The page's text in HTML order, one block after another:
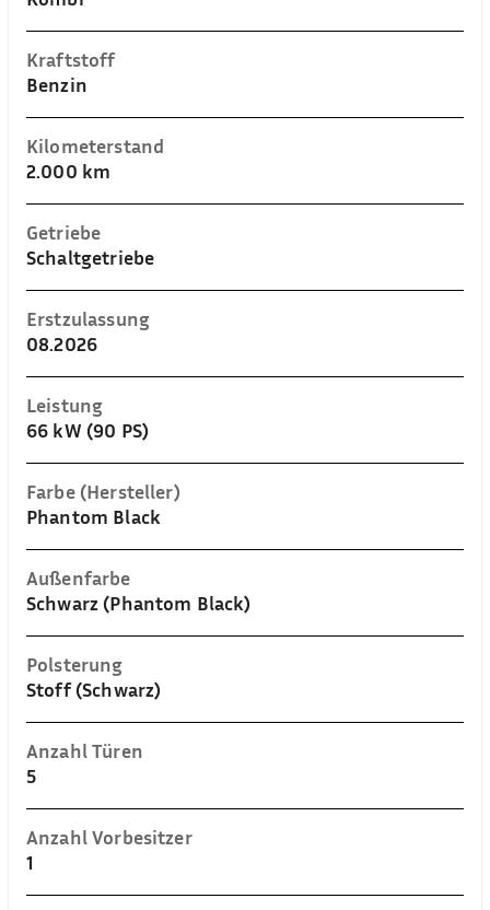
Kraftstoff
Benzin
Kilometerstand
2.000 km
Getriebe
Schaltgetriebe
Erstzulassung
08.2026
Leistung
66 kW (90 PS)
Farbe (Hersteller)
Phantom Black
Außenfarbe
Schwarz (Phantom Black)
Polsterung
Stoff (Schwarz)
Anzahl Türen
5
Anzahl Vorbesitzer
1